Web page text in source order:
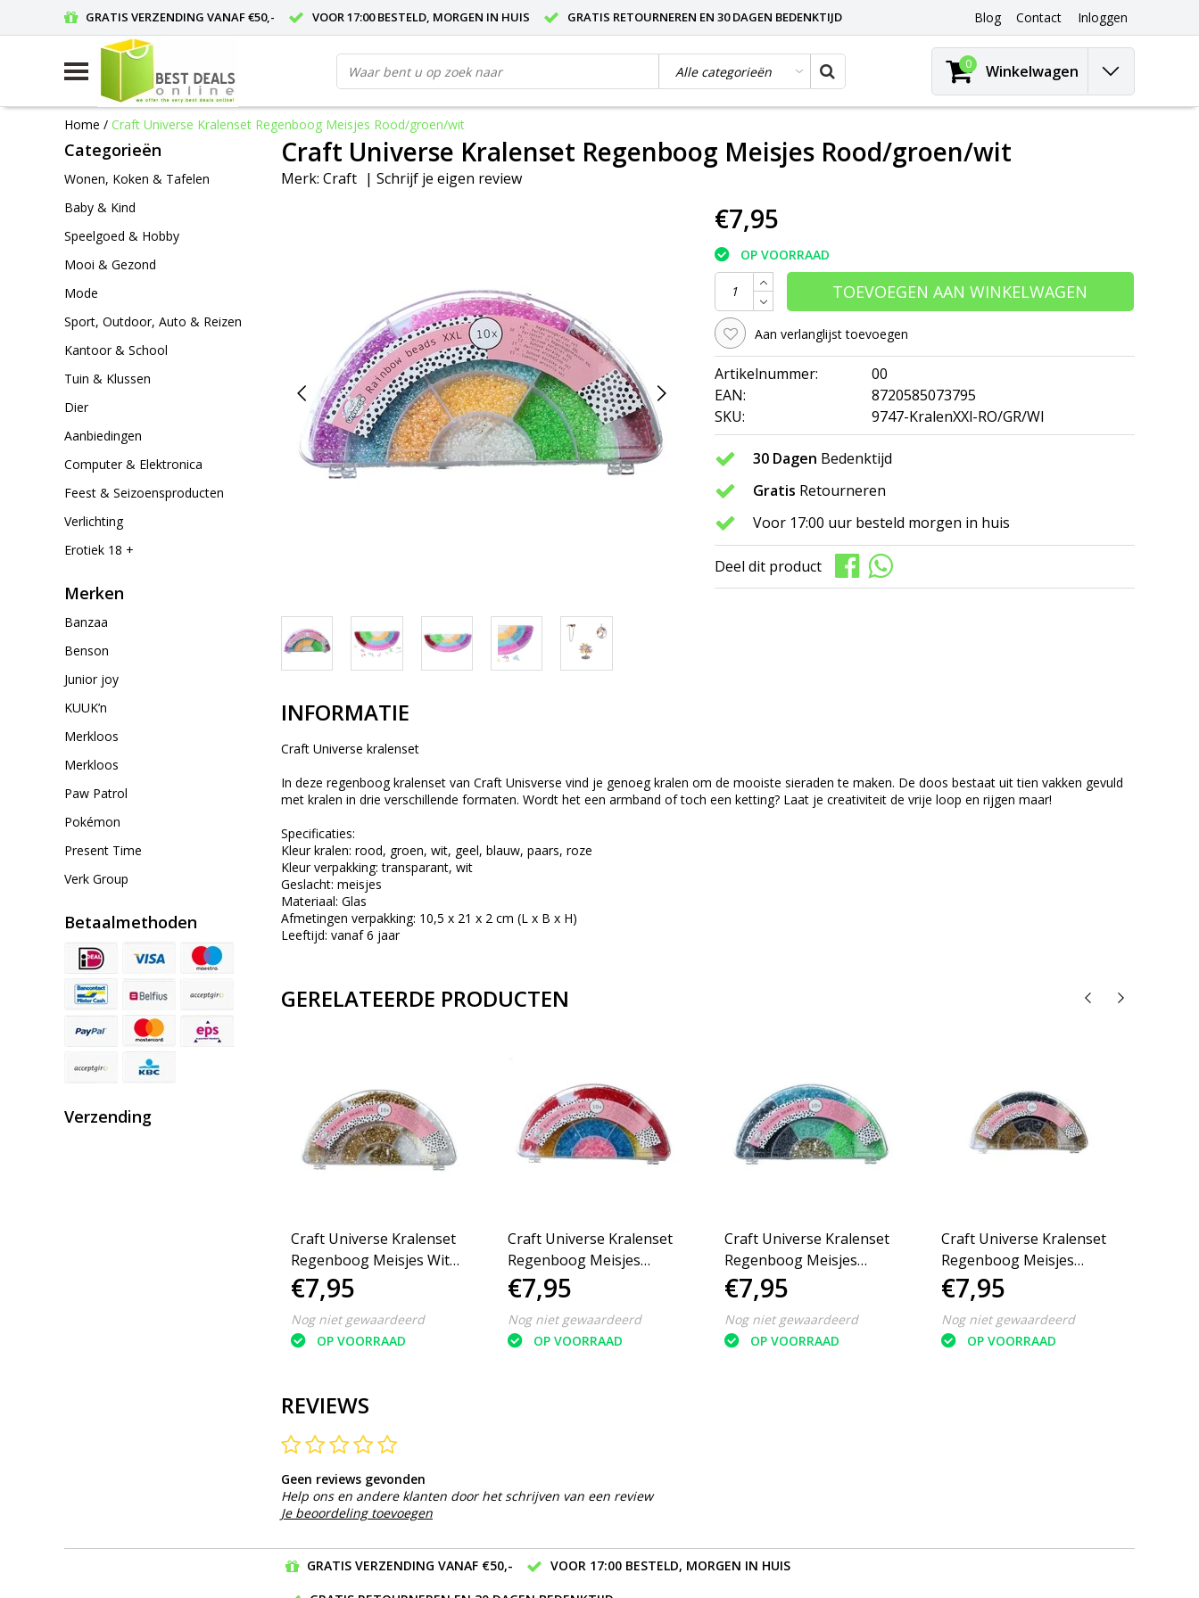
GRATIS VERZENDING VANAF €50,- VOOR 17:00 BESTELD, MORGEN IN HUIS GRATIS RETOURNEREN EN 30 DAGEN BEDENKTIJD Blog Contact Inloggen
0 Winkelwagen
Home / Craft Universe Kralenset Regenboog Meisjes Rood/groen/wit
Categorieën
Wonen, Koken & Tafelen
Baby & Kind
Speelgoed & Hobby
Mooi & Gezond
Mode
Sport, Outdoor, Auto & Reizen
Kantoor & School
Tuin & Klussen
Dier
Aanbiedingen
Computer & Elektronica
Feest & Seizoensproducten
Verlichting
Erotiek 18 +
Merken
Banzaa
Benson
Junior joy
KUUK’n
Merkloos
Merkloos
Paw Patrol
Pokémon
Present Time
Verk Group
Betaalmethoden
Verzending
Craft Universe Kralenset Regenboog Meisjes Rood/groen/wit
Merk: Craft | Schrijf je eigen review
€7,95
OP VOORRAAD
TOEVOEGEN AAN WINKELWAGEN
Aan verlanglijst toevoegen
Artikelnummer:
00
EAN:
8720585073795
SKU:
9747-KralenXXl-RO/GR/WI
30 Dagen Bedenktijd
Gratis Retourneren
Voor 17:00 uur besteld morgen in huis
Deel dit product
INFORMATIE
Craft Universe kralenset
In deze regenboog kralenset van Craft Unisverse vind je genoeg kralen om de mooiste sieraden te maken. De doos bestaat uit tien vakken gevuld
met kralen in drie verschillende formaten. Wordt het een armband of toch een ketting? Laat je creativiteit de vrije loop en rijgen maar!
Specificaties:
Kleur kralen: rood, groen, wit, geel, blauw, paars, roze
Kleur verpakking: transparant, wit
Geslacht: meisjes
Materiaal: Glas
Afmetingen verpakking: 10,5 x 21 x 2 cm (L x B x H)
Leeftijd: vanaf 6 jaar
GERELATEERDE PRODUCTEN
Craft Universe Kralenset
Regenboog Meisjes Wit-
Goud
€7,95
Nog niet gewaardeerd
OP VOORRAAD
Craft Universe Kralenset
Regenboog Meisjes
Rood/geel/blauw
€7,95
Nog niet gewaardeerd
OP VOORRAAD
Craft Universe Kralenset
Regenboog Meisjes
Blauw/groen/grijs
€7,95
Nog niet gewaardeerd
OP VOORRAAD
Craft Universe Kralenset
Regenboog Meisjes
Goud/zwart
€7,95
Nog niet gewaardeerd
OP VOORRAAD
REVIEWS
Geen reviews gevonden
Help ons en andere klanten door het schrijven van een review
Je beoordeling toevoegen
GRATIS VERZENDING VANAF €50,-
VOOR 17:00 BESTELD, MORGEN IN HUIS